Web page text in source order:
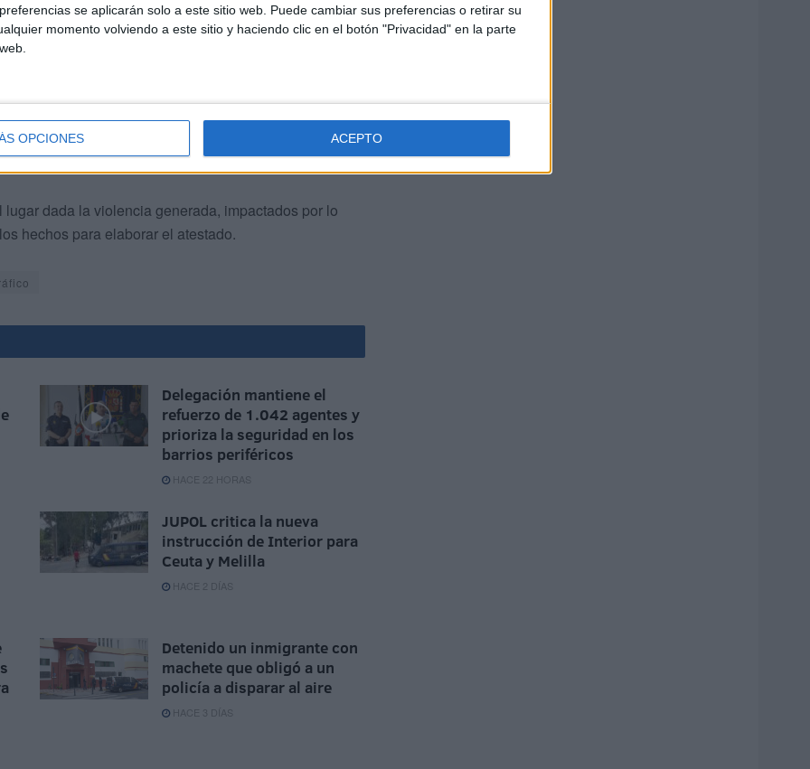
se aplicarán solo a este sitio web. Puede cambiar sus preferencias o retirar su
momento volviendo a este sitio y haciendo clic en el botón "Privacidad" en la parte
OPCIONES ACEPTO
para responder de los hechos, permaneciendo
en donde hoy ha tenido lugar este acuerdo.
dada la violencia generada, impactados por lo
hechos para elaborar el atestado.
Delegación mantiene el
refuerzo de 1.042 agentes y
prioriza la seguridad en los
barrios periféricos
HACE 22 HORAS
JUPOL critica la nueva
instrucción de Interior para
Ceuta y Melilla
HACE 2 DÍAS
Detenido un inmigrante con
machete que obligó a un
policía a disparar al aire
HACE 3 DÍAS